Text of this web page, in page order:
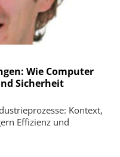
Wie Computer
Sicherheit
Kontext,
Effizienz und